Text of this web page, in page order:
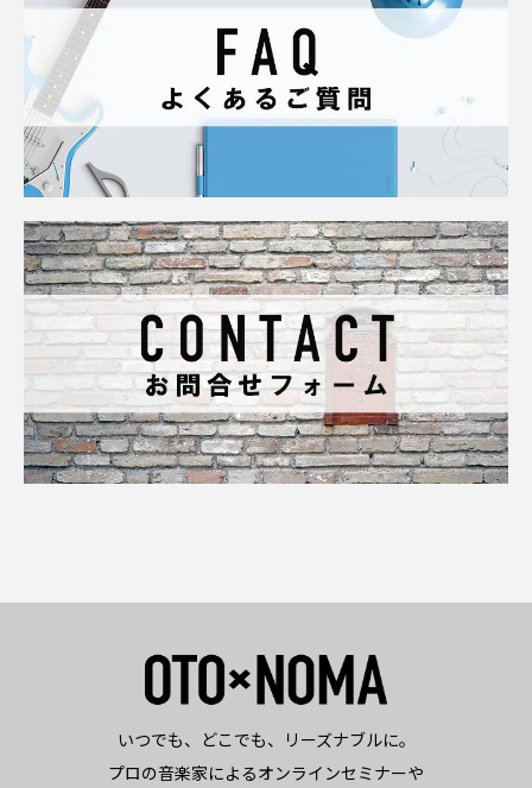
いつでも、どこでも、リーズナブルに。
プロの音楽家によるオンラインセミナーや